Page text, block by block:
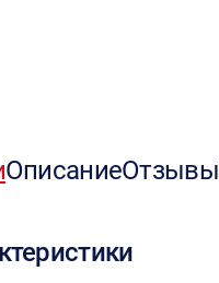
ОписаниеОтзывы